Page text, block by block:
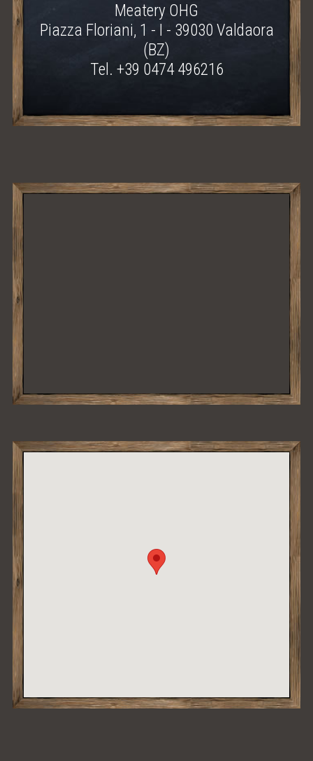
Meatery OHG
Piazza Floriani, 1 - I - 39030 Valdaora
(BZ)
Tel. +39 0474 496216